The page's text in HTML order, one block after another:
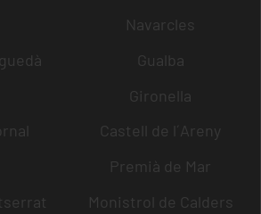
Navarcles
Gualba
Gironella
Castell de l´Areny
Premià de Mar
Monistrol de Calders